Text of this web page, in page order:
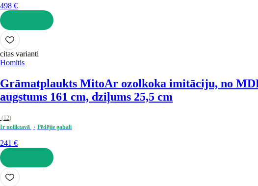
498 €
LIKT GROZĀ
citas varianti
Homitis
Grāmatplaukts MitoAr ozolkoka imitāciju, no
augstums 161 cm, dziļums 25,5 cm
(12)
Ir noliktavā
Pēdējie gabali
241 €
LIKT GROZĀ